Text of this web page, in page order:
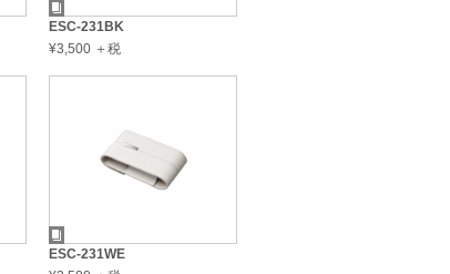
ESC-231BK
¥3,500 ＋税
ESC-231WE